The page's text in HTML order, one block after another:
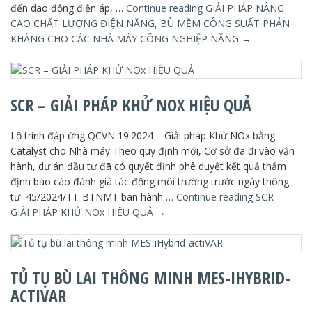
đến dao động điện áp, … Continue reading GIẢI PHÁP NÂNG
CAO CHẤT LƯỢNG ĐIỆN NĂNG, BÙ MỀM CÔNG SUẤT PHẢN
KHÁNG CHO CÁC NHÀ MÁY CÔNG NGHIỆP NẶNG →
SCR – GIẢI PHÁP KHỬ NOX HIỆU QUẢ
Lộ trình đáp ứng QCVN 19:2024 – Giải pháp Khử NOx bằng
Catalyst cho Nhà máy Theo quy định mới, Cơ sở đã đi vào vận
hành, dự án đầu tư đã có quyết định phê duyệt kết quả thẩm
định báo cáo đánh giá tác động môi trường trước ngày thông
tư 45/2024/TT-BTNMT ban hành … Continue reading SCR –
GIẢI PHÁP KHỬ NOx HIỆU QUẢ →
TỦ TỤ BÙ LAI THÔNG MINH MES-IHYBRID-
ACTIVAR